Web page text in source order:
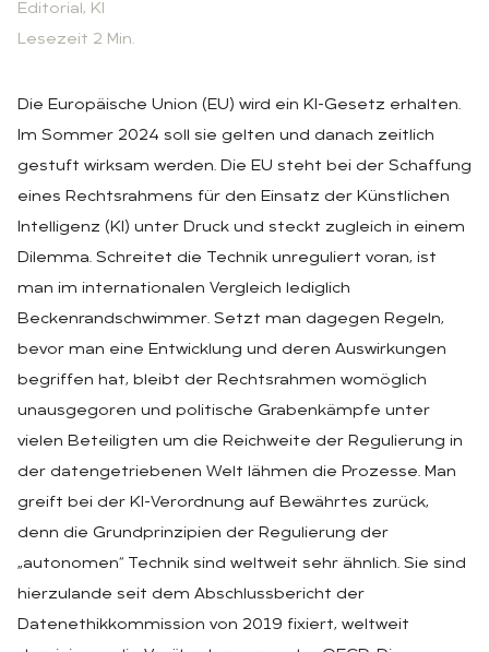
Editorial, KI
Lesezeit 2 Min.
Die Europäische Union (EU) wird ein KI-Gesetz erhalten.
Im Sommer 2024 soll sie gelten und danach zeitlich
gestuft wirksam werden. Die EU steht bei der Schaffung
eines Rechtsrahmens für den Einsatz der Künstlichen
Intelligenz (KI) unter Druck und steckt zugleich in einem
Dilemma. Schreitet die Technik unreguliert voran, ist
man im internationalen Vergleich lediglich
Beckenrandschwimmer. Setzt man dagegen Regeln,
bevor man eine Entwicklung und deren Auswirkungen
begriffen hat, bleibt der Rechtsrahmen womöglich
unausgegoren und politische Grabenkämpfe unter
vielen Beteiligten um die Reichweite der Regulierung in
der datengetriebenen Welt lähmen die Prozesse. Man
greift bei der KI-Verordnung auf Bewährtes zurück,
denn die Grundprinzipien der Regulierung der
„autonomen“ Technik sind weltweit sehr ähnlich. Sie sind
hierzulande seit dem Abschlussbericht der
Datenethikkommission von 2019 fixiert, weltweit